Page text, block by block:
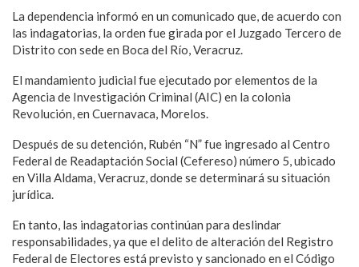
La dependencia informó en un comunicado que, de acuerdo con
las indagatorias, la orden fue girada por el Juzgado Tercero de
Distrito con sede en Boca del Río, Veracruz.
El mandamiento judicial fue ejecutado por elementos de la
Agencia de Investigación Criminal (AIC) en la colonia
Revolución, en Cuernavaca, Morelos.
Después de su detención, Rubén “N” fue ingresado al Centro
Federal de Readaptación Social (Cefereso) número 5, ubicado
en Villa Aldama, Veracruz, donde se determinará su situación
jurídica.
En tanto, las indagatorias continúan para deslindar
responsabilidades, ya que el delito de alteración del Registro
Federal de Electores está previsto y sancionado en el Código